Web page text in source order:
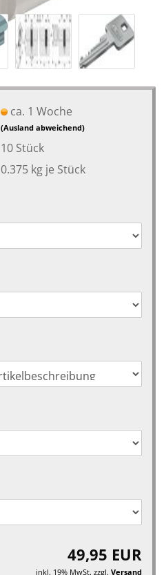
ca. 1 Woche
(Ausland abweichend)
10 Stück
0.375kg je Stück
49,95 EUR
inkl. 19% MwSt. zzgl. Versand